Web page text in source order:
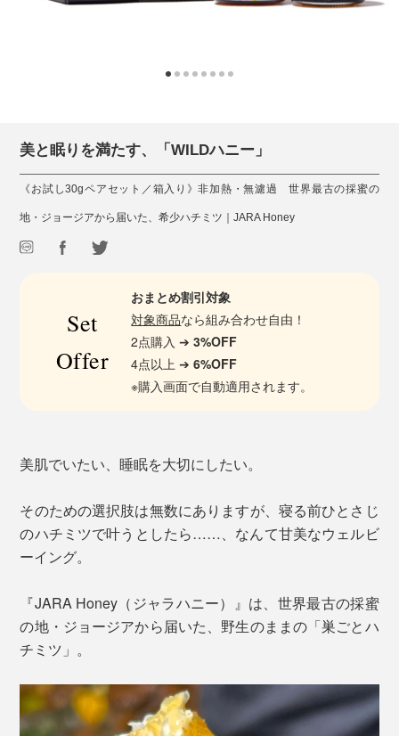
美と眠りを満たす、「WILDハニー」
《お試し30gペアセット／箱入り》非加熱・無濾過 世界最古の採蜜の
地・ジョージアから届いた、希少ハチミツ｜JARA Honey
Set
Offer
おまとめ割引対象
対象商品なら組み合わせ自由！
2点購入 ➔3%OFF
4点以上 ➔6%OFF
※購入画面で自動適用されます。
美肌でいたい、睡眠を大切にしたい。
そのための選択肢は無数にありますが、寝る前ひとさじ
のハチミツで叶うとしたら……、なんて甘美なウェルビ
ーイング。
『JARA Honey（ジャラハニー）』は、世界最古の採蜜
の地・ジョージアから届いた、野生のままの「巣ごとハ
チミツ」。